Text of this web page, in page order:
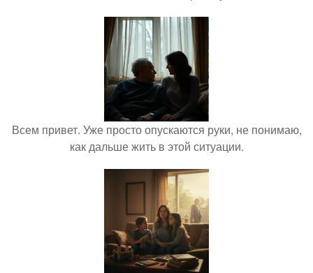
Всем привет. Уже просто опускаются руки, не понимаю,
как дальше жить в этой ситуации.